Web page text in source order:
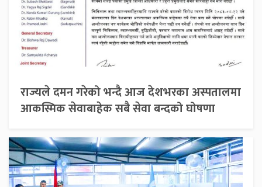
राज्यले दमन गरेको भन्दै आज देशभरका अस्पतालमा
आकस्मिक सेवाबाहेक सबै सेवा बन्दको घोषणा